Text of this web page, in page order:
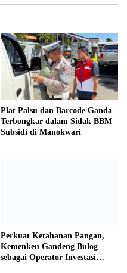
Plat Palsu dan Barcode Ganda
Terbongkar dalam Sidak BBM
Subsidi di Manokwari
Perkuat Ketahanan Pangan,
Kemenkeu Gandeng Bulog
sebagai Operator Investasi